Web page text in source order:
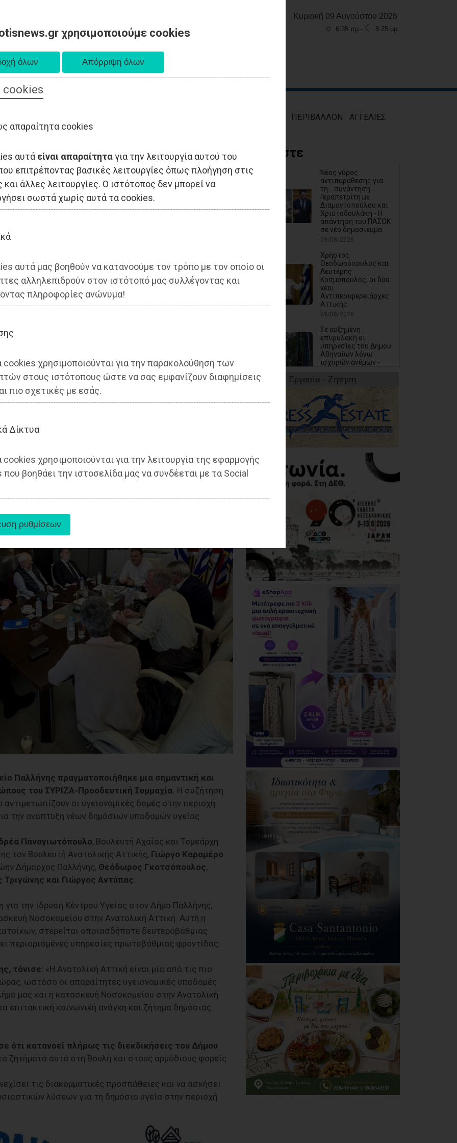
χρησιμοποιούμε cookies
απαραίτητα cookies
αυτά είναι απαραίτηταγια την λειτουργία αυτού του
επιτρέποντας βασικές λειτουργίες όπως πλοήγηση στις
και άλλες λειτουργίες. Ο ιστότοπος δεν μπορεί να
σωστά χωρίς αυτά τα cookies.
αυτά μας βοηθούν να κατανοούμε τον τρόπο με τον οποίο οι
αλληλεπιδρούν στον ιστότοπό μας συλλέγοντας και
πληροφορίες ανώνυμα!
cookies χρησιμοποιούνται για την παρακολούθηση των
στους ιστότοπους ώστε να σας εμφανίζουν διαφημίσεις
πιο σχετικές με εσάς.
Δίκτυα
χρησιμοποιούνται για την λειτουργία της εφαρμογής
που βοηθάει την ιστοσελίδα μας να συνδέεται με τα Social
Κυριακή 09 Αυγούστου 2026
☼ 6:35 πμ - ☾ 8:25 μμ
ΠΕΡΙΒΑΛΛΟΝ ΑΓΓΕΛΙΕΣ
με ΣΥΡΙΖΑ-ΠΣ για
στην Ανατολική
Παλλήνης πραγματοποιήθηκε μια σημαντική και
του ΣΥΡΙΖΑ-Προοδευτική Συμμαχία. Η συζήτηση
οι υγειονομικές δομές στην περιοχή
την ανάπτυξη νέων δημόσιων υποδομών υγείας.
Παναγιωτόπουλο, Βουλευτή Αχαΐας και Τομεάρχη
τον Βουλευτή Ανατολικής Αττικής, Γιώργο Καραμέρο.
Δήμαρχος Παλλήνης, Θεόδωρος Γκοτσόπουλος,
Τριγώνης και Γιώργος Αντύπας.
την ίδρυση Κέντρου Υγείας στον Δήμο Παλλήνης,
Νοσοκομείου στην Ανατολική Αττική. Αυτή η
στερείται οποιασδήποτε δευτεροβάθμιας
περιορισμένες υπηρεσίες πρωτοβάθμιας φροντίδας.
τόνισε: «Η Ανατολική Αττική είναι μία από τις πιο
ωστόσο οι απαραίτητες υγειονομικές υποδομές
μας και η κατασκευή Νοσοκομείου στην Ανατολική
επιτακτική κοινωνική ανάγκη και ζήτημα δημόσιας
κατανοεί πλήρως τις διεκδικήσεις του Δήμου
ζητήματα αυτά στη Βουλή και στους αρμόδιους φορείς.
τις διακομματικές προσπάθειες και να ασκήσει
λύσεων για τη δημόσια υγεία στην περιοχή.
Διαβάστε
Νέος γύρος
αντιπαράθεσης για
τη... συνάντηση
Γεραπετρίτη με
Διαμαντοπούλου και
Χριστοδουλάκη - Η
απάντηση του ΠΑΣΟΚ
σε νέο δημοσίευμα
09/08/2026
Χρήστος
Θεοδωρόπουλος και
Λευτέρης
Κοσμόπουλος, οι δύο
νέοι
Αντιπεριφερειάρχες
Αττικής
09/08/2026
Σε αυξημένη
επιφυλακή οι
υπηρεσίες του Δήμου
Αθηναίων λόγω
ισχυρών ανέμων -
Φινόπουλου από
σήμερα τα μεσάνυχτα
08/08/2026
Δωρεάν θαλάσσια
μπάνια για όλα τα
ΚΑΠΗ του Δήμου
Φυλής (photos)
08/08/2026
Ο Αύγουστος είναι
ίσως η μεγαλύτερη
δοκιμασία για τον
08/08/2026
Χαρδαλιάς: «Καμία
ανεμογεννήτρια σε
καμένες εκτάσεις της
Αττικής - Δεν θα
εγκριθεί καμία
μελέτη»
08/08/2026
Με τη συνδρομή του
Δήμου Αθηναίων
βελτιώθηκε ο
περιβάλλων χώρος
της Εθνικής
Βιβλιοθήκης
Εργασία - Ζήτηση